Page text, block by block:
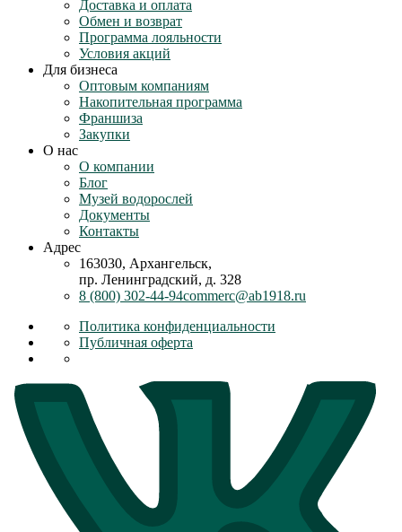
Доставка и оплата
Обмен и возврат
Программа лояльности
Условия акций
Для бизнеса
Оптовым компаниям
Накопительная программа
Франшиза
Закупки
О нас
О компании
Блог
Музей водорослей
Документы
Контакты
Адрес
163030, Архангельск,
пр. Ленинградский, д. 328
8 (800) 302-44-94commerc@ab1918.ru
Политика конфиденциальности
Публичная оферта